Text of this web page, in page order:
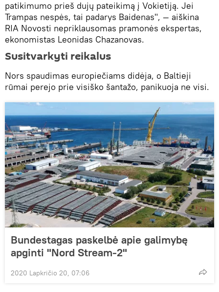
patikimumo prieš dujų pateikimą į Vokietiją. Jei
Trampas nespės, tai padarys Baidenas", — aiškina
RIA Novosti nepriklausomas pramonės ekspertas,
ekonomistas Leonidas Chazanovas.
Susitvarkyti reikalus
Nors spaudimas europiečiams didėja, o Baltieji
rūmai perejo prie visiško šantažo, panikuoja ne visi.
Bundestagas paskelbė apie galimybę
apginti "Nord Stream-2"
2020 Lapkričio 20, 07:06